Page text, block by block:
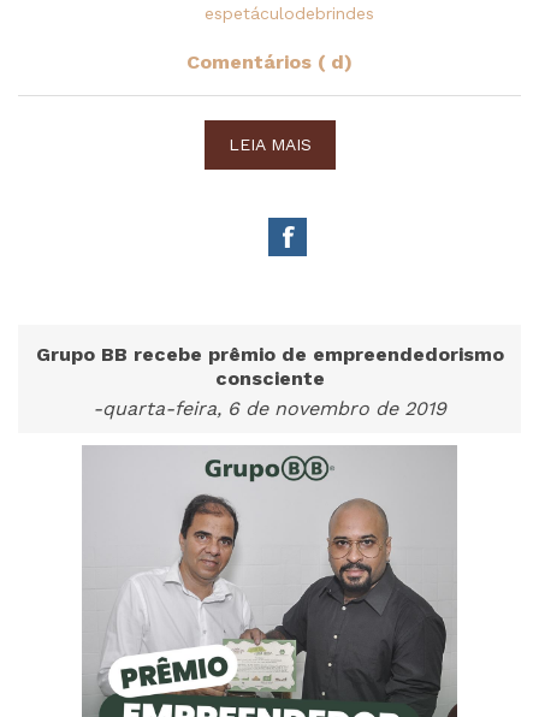
espetáculodebrindes
Comentários ( d)
LEIA MAIS
Grupo BB recebe prêmio de empreendedorismo
consciente
-quarta-feira, 6 de novembro de 2019